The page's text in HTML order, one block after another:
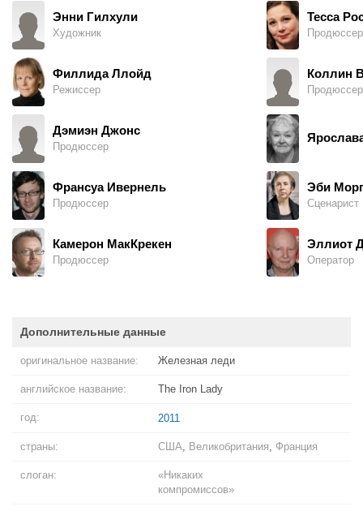
Энни Гилхули
Художник
Филлида Ллойд
Режиссер
Дэмиэн Джонс
Продюссер
Франсуа Ивернель
Продюссер
Камерон МакКрекен
Продюссер
Тесса
Продюссер
Коллин
Продюссер
Эби
Сценарист
Эллиот
Оператор
Дополнительные данные
оригинальное название: Железная леди
английское название: The Iron Lady
год: 2011
страны: США, Великобритания, Франция
слоган:
«Никаких
компромиссов»